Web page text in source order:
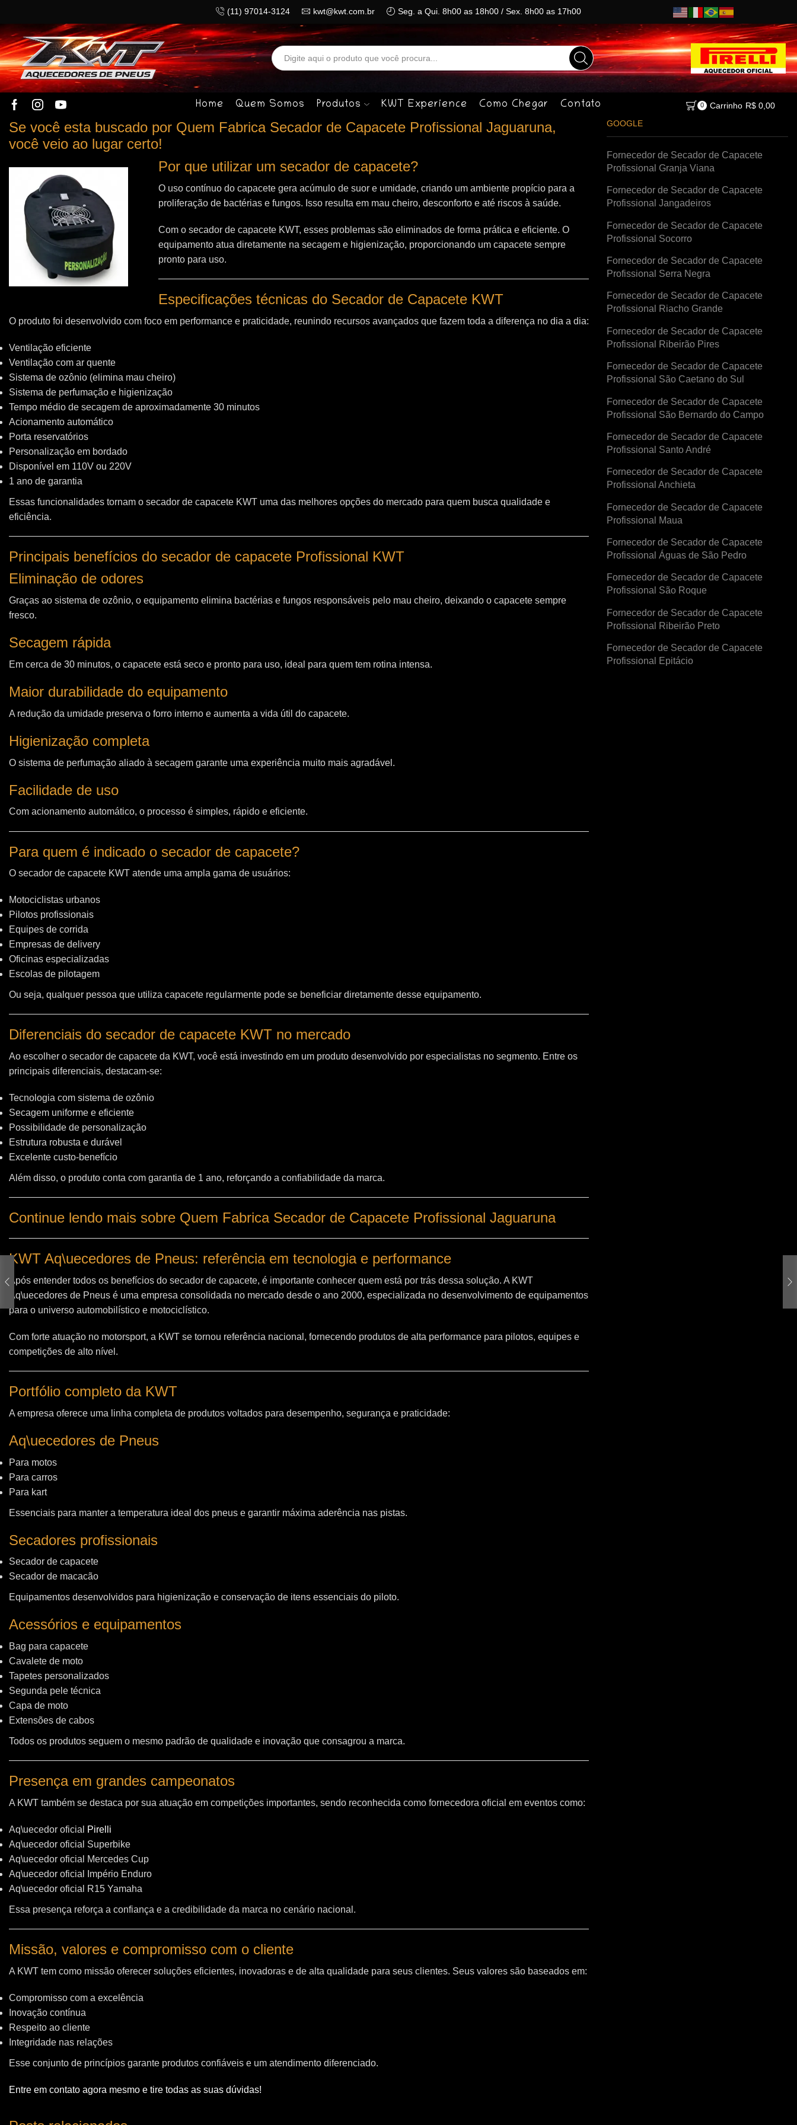
(11) 97014-3124 kwt@kwt.com.br Seg. a Qui. 8h00 as 18h00 / Sex. 8h00 as 17h00
Search
input
Home Quem Somos Produtos KWT Experience Como Chegar Contato 0 Carrinho R$0,00
Se você esta buscado por Quem Fabrica Secador de Capacete Profissional Jaguaruna,
você veio ao lugar certo!
Por que utilizar um secador de capacete?
O uso contínuo do capacete gera acúmulo de suor e umidade, criando um ambiente propício para a
proliferação de bactérias e fungos. Isso resulta em mau cheiro, desconforto e até riscos à saúde.
Com o secador de capacete KWT, esses problemas são eliminados de forma prática e eficiente. O
equipamento atua diretamente na secagem e higienização, proporcionando um capacete sempre
pronto para uso.
Especificações técnicas do Secador de Capacete KWT
O produto foi desenvolvido com foco em performance e praticidade, reunindo recursos avançados que fazem toda a diferença no dia a dia:
Ventilação eficiente
Ventilação com ar quente
Sistema de ozônio (elimina mau cheiro)
Sistema de perfumação e higienização
Tempo médio de secagem de aproximadamente 30 minutos
Acionamento automático
Porta reservatórios
Personalização em bordado
Disponível em 110V ou 220V
1 ano de garantia
Essas funcionalidades tornam o secador de capacete KWT uma das melhores opções do mercado para quem busca qualidade e
eficiência.
Principais benefícios do secador de capacete Profissional KWT
Eliminação de odores
Graças ao sistema de ozônio, o equipamento elimina bactérias e fungos responsáveis pelo mau cheiro, deixando o capacete sempre
fresco.
Secagem rápida
Em cerca de 30 minutos, o capacete está seco e pronto para uso, ideal para quem tem rotina intensa.
Maior durabilidade do equipamento
A redução da umidade preserva o forro interno e aumenta a vida útil do capacete.
Higienização completa
O sistema de perfumação aliado à secagem garante uma experiência muito mais agradável.
Facilidade de uso
Com acionamento automático, o processo é simples, rápido e eficiente.
Para quem é indicado o secador de capacete?
O secador de capacete KWT atende uma ampla gama de usuários:
Motociclistas urbanos
Pilotos profissionais
Equipes de corrida
Empresas de delivery
Oficinas especializadas
Escolas de pilotagem
Ou seja, qualquer pessoa que utiliza capacete regularmente pode se beneficiar diretamente desse equipamento.
Diferenciais do secador de capacete KWT no mercado
Ao escolher o secador de capacete da KWT, você está investindo em um produto desenvolvido por especialistas no segmento. Entre os
principais diferenciais, destacam-se:
Tecnologia com sistema de ozônio
Secagem uniforme e eficiente
Possibilidade de personalização
Estrutura robusta e durável
Excelente custo-benefício
Além disso, o produto conta com garantia de 1 ano, reforçando a confiabilidade da marca.
Continue lendo mais sobre Quem Fabrica Secador de Capacete Profissional Jaguaruna
KWT Aq\uecedores de Pneus: referência em tecnologia e performance
Após entender todos os benefícios do secador de capacete, é importante conhecer quem está por trás dessa solução. A KWT
Aq\uecedores de Pneus é uma empresa consolidada no mercado desde o ano 2000, especializada no desenvolvimento de equipamentos
para o universo automobilístico e motociclístico.
Com forte atuação no motorsport, a KWT se tornou referência nacional, fornecendo produtos de alta performance para pilotos, equipes e
competições de alto nível.
Portfólio completo da KWT
A empresa oferece uma linha completa de produtos voltados para desempenho, segurança e praticidade:
Aq\uecedores de Pneus
Para motos
Para carros
Para kart
Essenciais para manter a temperatura ideal dos pneus e garantir máxima aderência nas pistas.
Secadores profissionais
Secador de capacete
Secador de macacão
Equipamentos desenvolvidos para higienização e conservação de itens essenciais do piloto.
Acessórios e equipamentos
Bag para capacete
Cavalete de moto
Tapetes personalizados
Segunda pele técnica
Capa de moto
Extensões de cabos
Todos os produtos seguem o mesmo padrão de qualidade e inovação que consagrou a marca.
Presença em grandes campeonatos
A KWT também se destaca por sua atuação em competições importantes, sendo reconhecida como fornecedora oficial em eventos como:
Aq\uecedor oficial
Pirelli
Aq\uecedor oficial Superbike
Aq\uecedor oficial Mercedes Cup
Aq\uecedor oficial Império Enduro
Aq\uecedor oficial R15 Yamaha
Essa presença reforça a confiança e a credibilidade da marca no cenário nacional.
Missão, valores e compromisso com o cliente
A KWT tem como missão oferecer soluções eficientes, inovadoras e de alta qualidade para seus clientes. Seus valores são baseados em:
Compromisso com a excelência
Inovação contínua
Respeito ao cliente
Integridade nas relações
Esse conjunto de princípios garante produtos confiáveis e um atendimento diferenciado.
Entre em contato agora mesmo e tire todas as suas dúvidas!
GOOGLE
Fornecedor de Secador de Capacete
Profissional Granja Viana
Fornecedor de Secador de Capacete
Profissional Jangadeiros
Fornecedor de Secador de Capacete
Profissional Socorro
Fornecedor de Secador de Capacete
Profissional Serra Negra
Fornecedor de Secador de Capacete
Profissional Riacho Grande
Fornecedor de Secador de Capacete
Profissional Ribeirão Pires
Fornecedor de Secador de Capacete
Profissional São Caetano do Sul
Fornecedor de Secador de Capacete
Profissional São Bernardo do Campo
Fornecedor de Secador de Capacete
Profissional Santo André
Fornecedor de Secador de Capacete
Profissional Anchieta
Fornecedor de Secador de Capacete
Profissional Maua
Fornecedor de Secador de Capacete
Profissional Águas de São Pedro
Fornecedor de Secador de Capacete
Profissional São Roque
Fornecedor de Secador de Capacete
Profissional Ribeirão Preto
Fornecedor de Secador de Capacete
Profissional Epitácio